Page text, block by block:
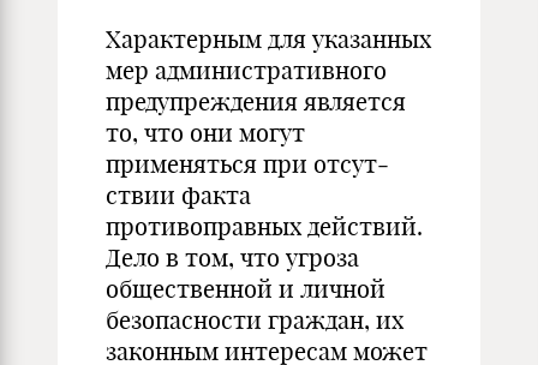
Характерным для указанных
мер административного
пре­дупреждения является
то, что они могут
применяться при отсут­
ствии факта
противоправных действий.
Дело в том, что угроза
общественной и личной
безопасности граждан, их
законным интересам может